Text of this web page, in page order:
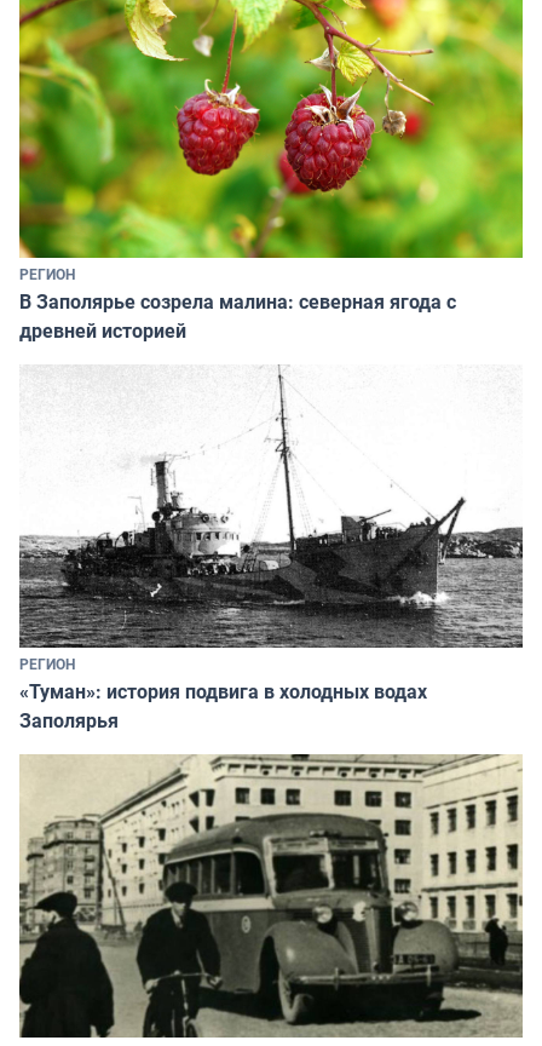
РЕГИОН
В Заполярье созрела малина: северная ягода с
древней историей
РЕГИОН
«Туман»: история подвига в холодных водах
Заполярья